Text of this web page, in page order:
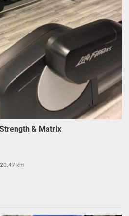
& Matrix
km